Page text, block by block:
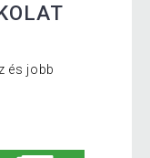
és jobb